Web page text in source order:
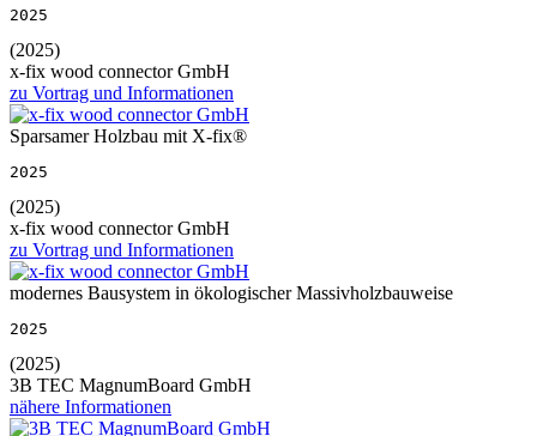
2025
(2025)
x-fix wood connector GmbH
zu Vortrag und Informationen
Sparsamer Holzbau mit X-fix®
2025
(2025)
x-fix wood connector GmbH
zu Vortrag und Informationen
modernes Bausystem in ökologischer Massivholzbauweise
2025
(2025)
3B TEC MagnumBoard GmbH
nähere Informationen